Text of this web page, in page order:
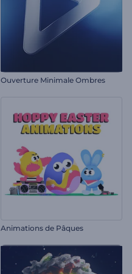
Ouverture Minimale Ombres
Animations de Pâques